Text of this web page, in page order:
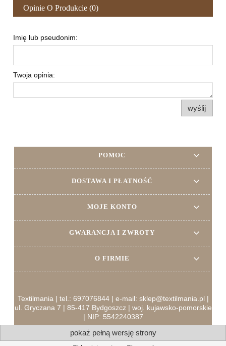
Opinie O Produkcie (0)
Imię lub pseudonim:
Twoja opinia:
wyślij
POMOC
DOSTAWA I PŁATNOŚĆ
MOJE KONTO
GWARANCJA I ZWROTY
O FIRMIE
Textilmania | tel.: 697076844 | e-mail: sklep@textilmania.pl |
ul. Gryczana 7 | 85-417 Bydgoszcz | woj. kujawsko-pomorskie
| NIP: 5542240387
pokaż pełną wersję strony